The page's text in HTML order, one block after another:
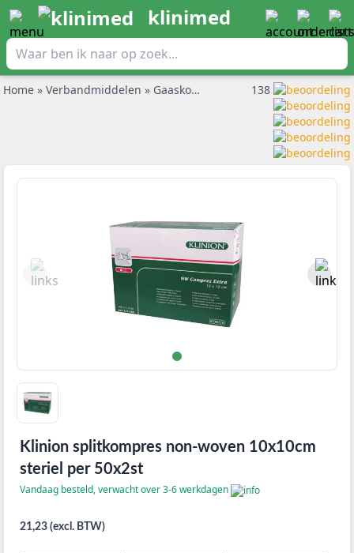
klinimed
Home » Verbandmiddelen » Gaaskompressen en deppers »
138
Klinion splitkompres non-woven 10x10cm
steriel per 50x2st
Vandaag besteld, verwacht over 3-6 werkdagen
21,23 (excl. BTW)